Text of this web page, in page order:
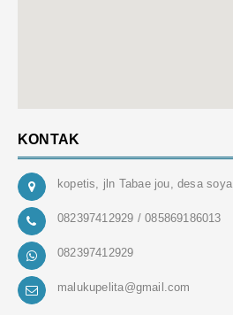
KONTAK
kopetis, jln Tabae jou, desa soya
082397412929 / 085869186013
082397412929
malukupelita@gmail.com